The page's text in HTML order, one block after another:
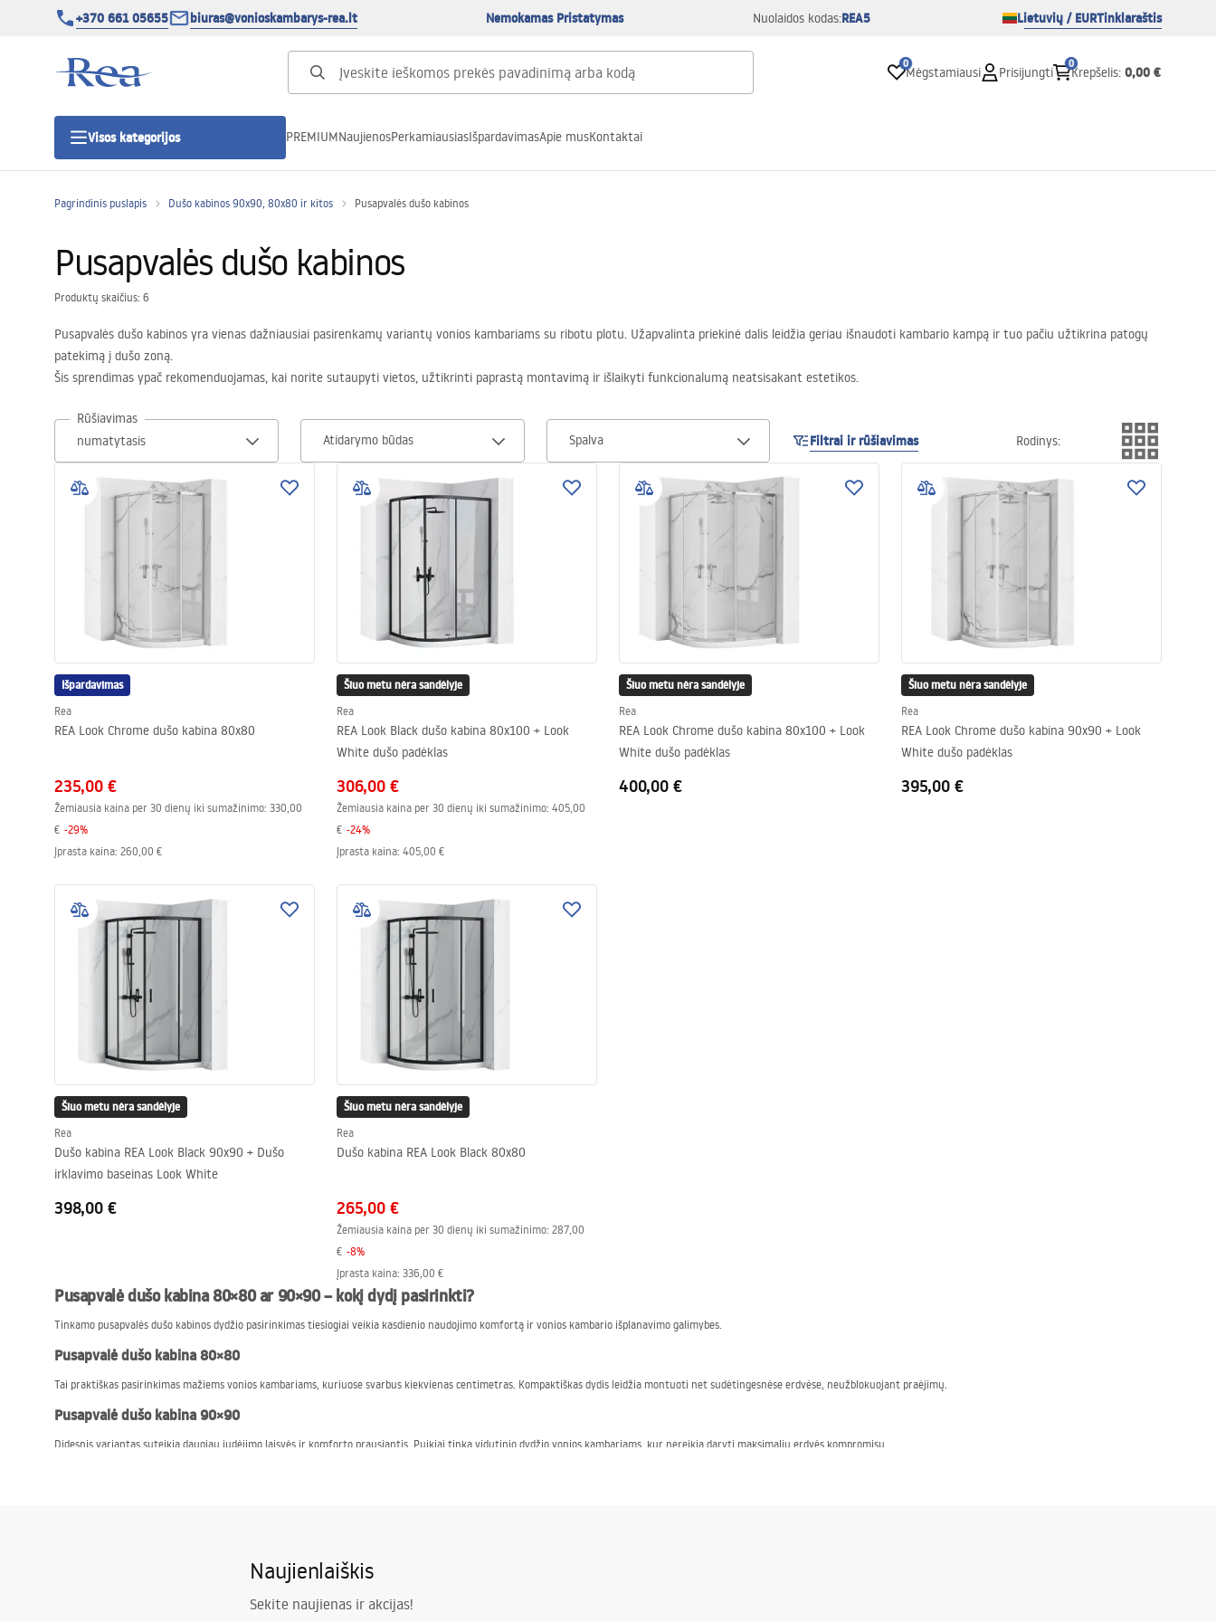
+370 661 05655 biuras@vonioskambarys-rea.lt Nemokamas Pristatymas Nuolaidos kodas:REA5 Lietuvių / EURTinklaraštis
0
Mėgstamiausi Prisijungti
0
Krepšelis: 0,00 €
Visos kategorijos
Dušo durys
Linijiniai dušo kanalai
Tualetai
Praustuvas
Vonios ir ekranai
Vonios maišytuvai
Vonios dušai
Virtuvė
Vonios aksesuarai ir baldai
PREMIUMNaujienosPerkamiausiasIšpardavimasApie musKontaktai
Pagrindinis puslapis Dušo kabinos 90x90, 80x80 ir kitos Pusapvalės dušo kabinos
Pusapvalės dušo kabinos
Produktų skaičius: 6
Pusapvalės dušo kabinos yra vienas dažniausiai pasirenkamų variantų vonios kambariams su ribotu plotu. Užapvalinta priekinė dalis leidžia geriau išnaudoti kambario kampą ir tuo pačiu užtikrina patogų
patekimą į dušo zoną.
Šis sprendimas ypač rekomenduojamas, kai norite sutaupyti vietos, užtikrinti paprastą montavimą ir išlaikyti funkcionalumą neatsisakant estetikos.
Rūšiavimas
Atidarymo būdas
Spalva Filtrai ir rūšiavimas Rodinys:
Išpardavimas
Rea
REA Look Chrome dušo kabina 80x80
235,00 €
Žemiausia kaina per 30 dienų iki sumažinimo: 330,00
€ -29%
Įprasta kaina: 260,00 €
Šiuo metu nėra sandėlyje
Rea
REA Look Black dušo kabina 80x100 + Look
White dušo padėklas
306,00 €
Žemiausia kaina per 30 dienų iki sumažinimo: 405,00
€ -24%
Įprasta kaina: 405,00 €
Šiuo metu nėra sandėlyje
Rea
REA Look Chrome dušo kabina 80x100 + Look
White dušo padėklas
400,00 €
Šiuo metu nėra sandėlyje
Rea
REA Look Chrome dušo kabina 90x90 + Look
White dušo padėklas
395,00 €
Šiuo metu nėra sandėlyje
Rea
Dušo kabina REA Look Black 90x90 + Dušo
irklavimo baseinas Look White
398,00 €
Šiuo metu nėra sandėlyje
Rea
Dušo kabina REA Look Black 80x80
265,00 €
Žemiausia kaina per 30 dienų iki sumažinimo: 287,00
€ -8%
Įprasta kaina: 336,00 €
Pusapvalė dušo kabina 80×80 ar 90×90 – kokį dydį pasirinkti?
Tinkamo pusapvalės dušo kabinos dydžio pasirinkimas tiesiogiai veikia kasdienio naudojimo komfortą ir vonios kambario išplanavimo galimybes.
Pusapvalė dušo kabina 80×80
Tai praktiškas pasirinkimas mažiems vonios kambariams, kuriuose svarbus kiekvienas centimetras. Kompaktiškas dydis leidžia montuoti net sudėtingesnėse erdvėse, neužblokuojant praėjimų.
Pusapvalė dušo kabina 90×90
Didesnis variantas suteikia daugiau judėjimo laisvės ir komforto prausiantis. Puikiai tinka vidutinio dydžio vonios kambariams, kur nereikia daryti maksimalių erdvės kompromisų.
pagamintas iš grūdinto stiklo, pasižyminčio dideliu atsparumu mechaniniams pažeidimams ir matinimui,
pritaikytas montuoti su žemu arba aukštu dušo padėklu,
su slankiojančiomis durimis, kurioms nereikia papildomos erdvės,
Naujienlaiškis
Sekite naujienas ir akcijas!